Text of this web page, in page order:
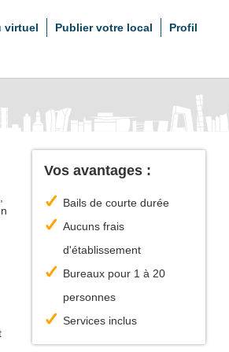
virtuel Publier votre local Profil
Vos avantages :
Bails de courte durée
Aucuns frais
d'établissement
Bureaux pour 1 à 20
personnes
Services inclus